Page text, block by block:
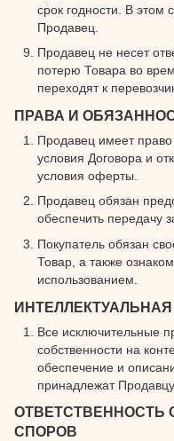
срок годности. В этом
Продавец.
Продавец не несет
потерю Товара во
переходят к
ПРАВА И
Продавец имеет право
условия Договора и
условия оферты.
Продавец обязан
обеспечить передачу
Покупатель обязан
Товар, а также
использованием.
Все исключительные
собственности на
обеспечение и
принадлежат Продавцу.
ОТВЕТСТВЕННОСТЬ
СПОРОВ